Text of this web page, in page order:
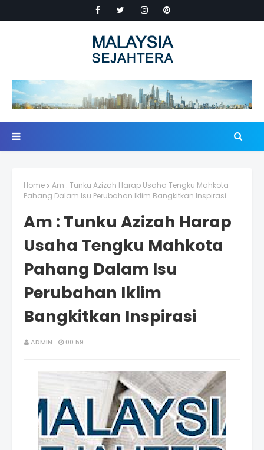
Home
Am : Tunku Azizah Harap Usaha Tengku Mahkota
Pahang Dalam Isu Perubahan Iklim Bangkitkan Inspirasi
Am : Tunku Azizah Harap
Usaha Tengku Mahkota
Pahang Dalam Isu
Perubahan Iklim
Bangkitkan Inspirasi
ADMIN 00:59